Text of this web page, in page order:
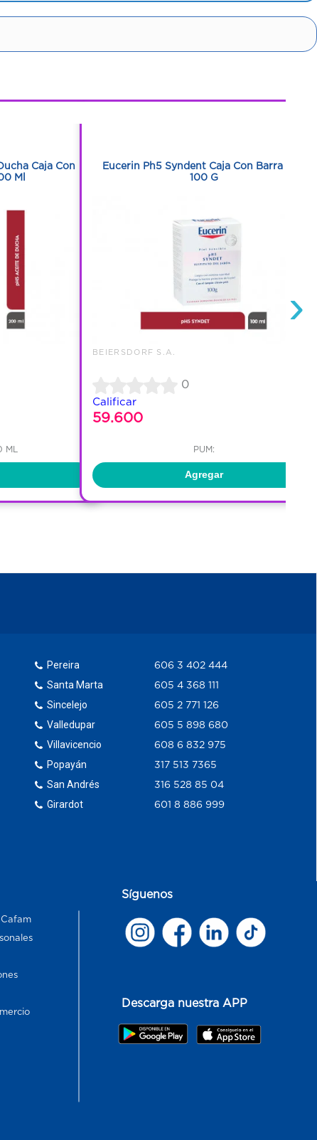
Caja Con
Ml
ML
Eucerin Ph5 Syndent Caja Con Barra Con
100 G
BEIERSDORF S.A.
0
Calificar
59.600
PUM:
Agregar
›
Pereira
Santa Marta
Sincelejo
Valledupar
Villavicencio
Popayán
San Andrés
Girardot
606 3 402 444
605 4 368 111
605 2 771 126
605 5 898 680
608 6 832 975
317 513 7365
316 528 85 04
601 8 886 999
Síguenos
Descarga nuestra APP